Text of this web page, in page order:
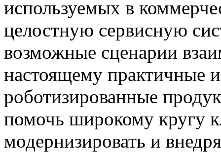
используемых в
целостную сервисную
возможные сценарии
настоящему практичные
роботизированные
помочь широкому кругу
модернизировать и